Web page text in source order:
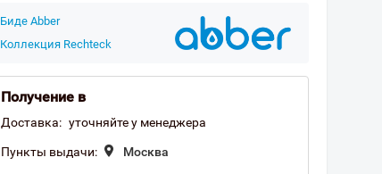
Биде Abber
Коллекция Rechteck
Получение в
Доставка: уточняйте у менеджера
Пункты выдачи: Москва